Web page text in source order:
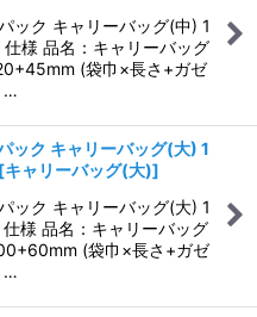
ック キャリーバッグ(中) 1
様 品名：キャリーバッグ
(袋巾×長さ+ガゼ
…
ック キャリーバッグ(大) 1
[キャリーバッグ(大)]
ック キャリーバッグ(大) 1
様 品名：キャリーバッグ
(袋巾×長さ+ガゼ
…